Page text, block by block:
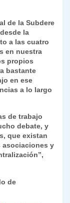
de la Subdere
la
a las cuatro
en nuestra
propios
bastante
en ese
a lo largo
de trabajo
debate, y
que existan
asociaciones y
de